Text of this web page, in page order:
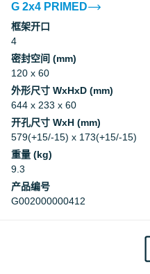
G 2x4 PRIMED
框架开口
4
密封空间 (mm)
120 x 60
外形尺寸 WxHxD (mm)
644 x 233 x 60
开孔尺寸 WxH (mm)
579(+15/-15) x 173(+15/-15)
重量 (kg)
9.3
产品编号
G002000000412